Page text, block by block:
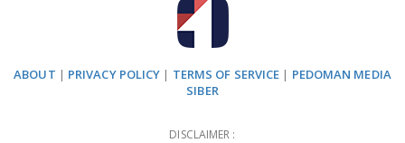
ABOUT | PRIVACY POLICY | TERMS OF SERVICE | PEDOMAN MEDIA
SIBER
DISCLAIMER :